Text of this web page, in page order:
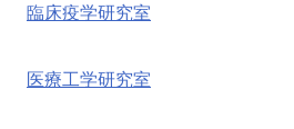
臨床疫学研究室
医療工学研究室